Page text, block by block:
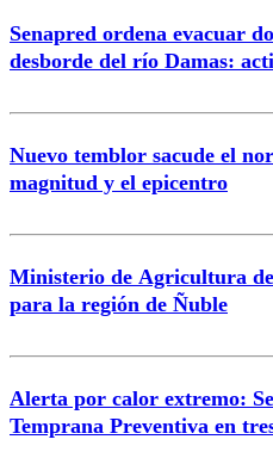
Senapred ordena evacuar
desborde del río Damas:
Nuevo temblor sacude el
magnitud y el epicentro
Ministerio de Agricultura
para la región de Ñuble
Alerta por calor extremo:
Temprana Preventiva en